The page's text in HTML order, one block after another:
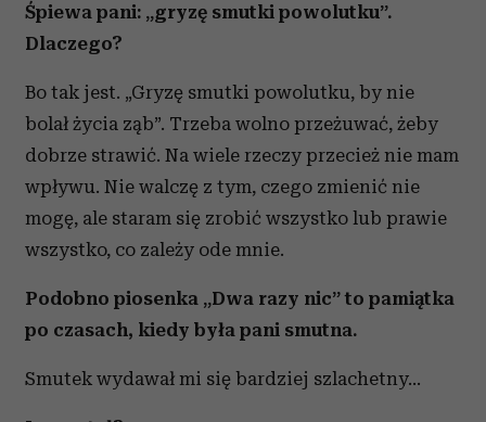
Śpiewa pani: „gryzę smutki powolutku”.
Dlaczego?
Bo tak jest. „Gryzę smutki powolutku, by nie
bolał życia ząb”. Trzeba wolno przeżuwać, żeby
dobrze strawić. Na wiele rzeczy przecież nie mam
wpływu. Nie walczę z tym, czego zmienić nie
mogę, ale staram się zrobić wszystko lub prawie
wszystko, co zależy ode mnie.
Podobno piosenka „Dwa razy nic” to pamiątka
po czasach, kiedy była pani smutna.
Smutek wydawał mi się bardziej szlachetny...